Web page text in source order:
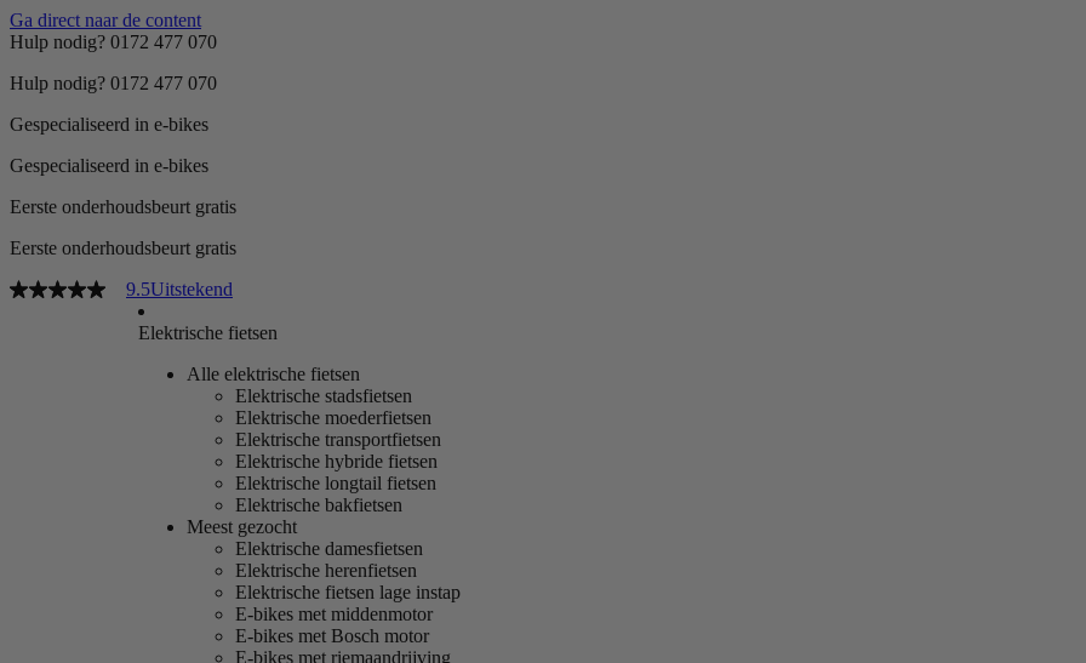
Ga direct naar de content
Hulp nodig? 0172 477 070
Hulp nodig? 0172 477 070
Gespecialiseerd in e-bikes
Gespecialiseerd in e-bikes
Eerste onderhoudsbeurt gratis
Eerste onderhoudsbeurt gratis
9.5Uitstekend
Elektrische fietsen
Alle elektrische fietsen
Elektrische stadsfietsen
Elektrische moederfietsen
Elektrische transportfietsen
Elektrische hybride fietsen
Elektrische longtail fietsen
Elektrische bakfietsen
Meest gezocht
Elektrische damesfietsen
Elektrische herenfietsen
Elektrische fietsen lage instap
E-bikes met middenmotor
E-bikes met Bosch motor
E-bikes met riemaandrijving